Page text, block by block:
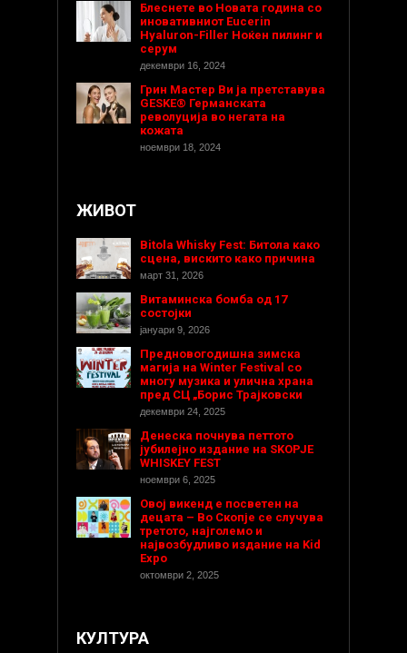
Блеснете во Новата година со
иновативниот Eucerin
Hyaluron-Filler Ноќен пилинг и
серум
декември 16, 2024
Грин Мастер Ви ја претставува
GESKE® Германската
револуција во негата на
кожата
ноември 18, 2024
ЖИВОТ
Bitola Whisky Fest: Битола како
сцена, вискито како причина
март 31, 2026
Витаминска бомба од 17
состојки
јануари 9, 2026
Предновогодишнa зимска
магија на Winter Festival со
многу музика и улична храна
пред СЦ „Борис Трајковски
декември 24, 2025
Денеска почнува петтото
јубилејно издание на SKOPJE
WHISKEY FEST
ноември 6, 2025
Овој викенд е посветен на
децата – Во Скопје се случува
третото, најголемо и
највозбудливо издание на Kid
Expo
октомври 2, 2025
КУЛТУРА